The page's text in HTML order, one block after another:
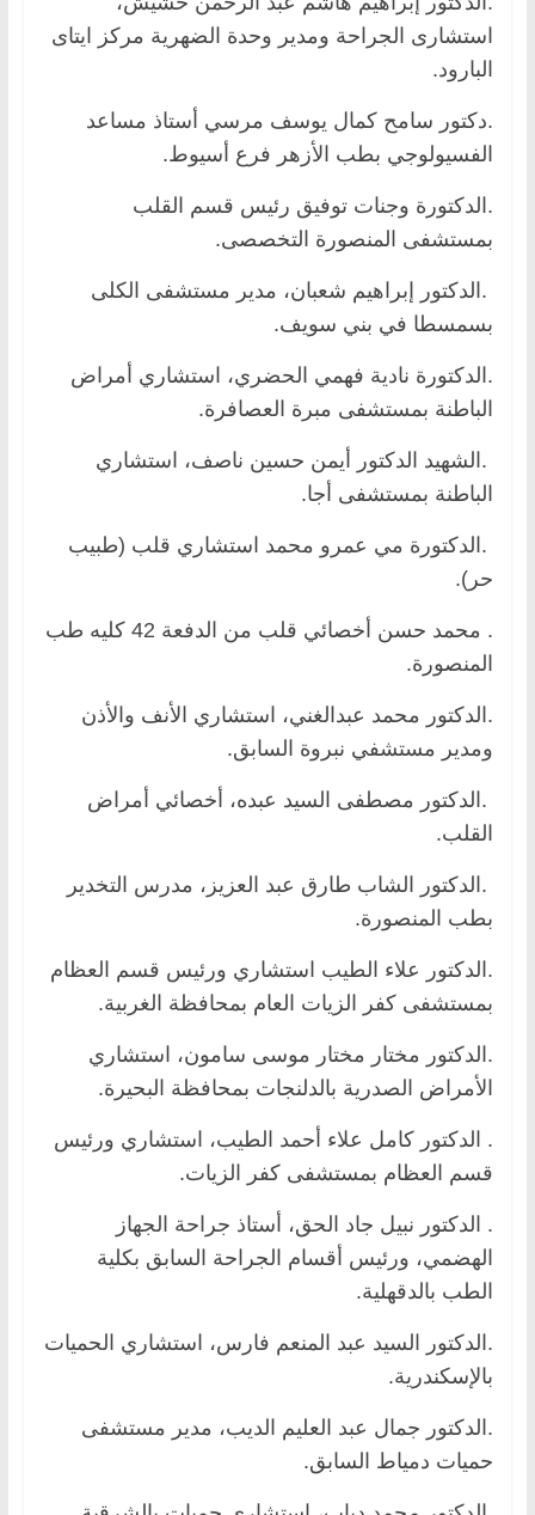
استشارى الجراحة ومدير وحدة الضهرية مركز ايتاى
البارود.
.دكتور سامح كمال يوسف مرسي أستاذ مساعد
الفسيولوجي بطب الأزهر فرع أسيوط.
.الدكتورة وجنات توفيق رئيس قسم القلب
بمستشفى المنصورة التخصصى.
.الدكتور إبراهيم شعبان، مدير مستشفى الكلى
بسمسطا في بني سويف.
.الدكتورة نادية فهمي الحضري، استشاري أمراض
الباطنة بمستشفى مبرة العصافرة.
.الشهيد الدكتور أيمن حسين ناصف، استشاري
الباطنة بمستشفى أجا.
.الدكتورة مي عمرو محمد استشاري قلب (طبيب
حر).
. محمد حسن أخصائي قلب من الدفعة 42 كليه طب
المنصورة.
.الدكتور محمد عبدالغني، استشاري الأنف والأذن
ومدير مستشفي نبروة السابق.
.الدكتور مصطفى السيد عبده، أخصائي أمراض
القلب.
.الدكتور الشاب طارق عبد العزيز، مدرس التخدير
بطب المنصورة.
.الدكتور علاء الطيب استشاري ورئيس قسم العظام
بمستشفى كفر الزيات العام بمحافظة الغربية.
.الدكتور مختار مختار موسى سامون، استشاري
الأمراض الصدرية بالدلنجات بمحافظة البحيرة.
. الدكتور كامل علاء أحمد الطيب، استشاري ورئيس
قسم العظام بمستشفى كفر الزيات.
. الدكتور نبيل جاد الحق، أستاذ جراحة الجهاز
الهضمي، ورئيس أقسام الجراحة السابق بكلية
الطب بالدقهلية.
.الدكتور السيد عبد المنعم فارس، استشاري الحميات
بالإسكندرية.
.الدكتور جمال عبد العليم الديب، مدير مستشفى
حميات دمياط السابق.